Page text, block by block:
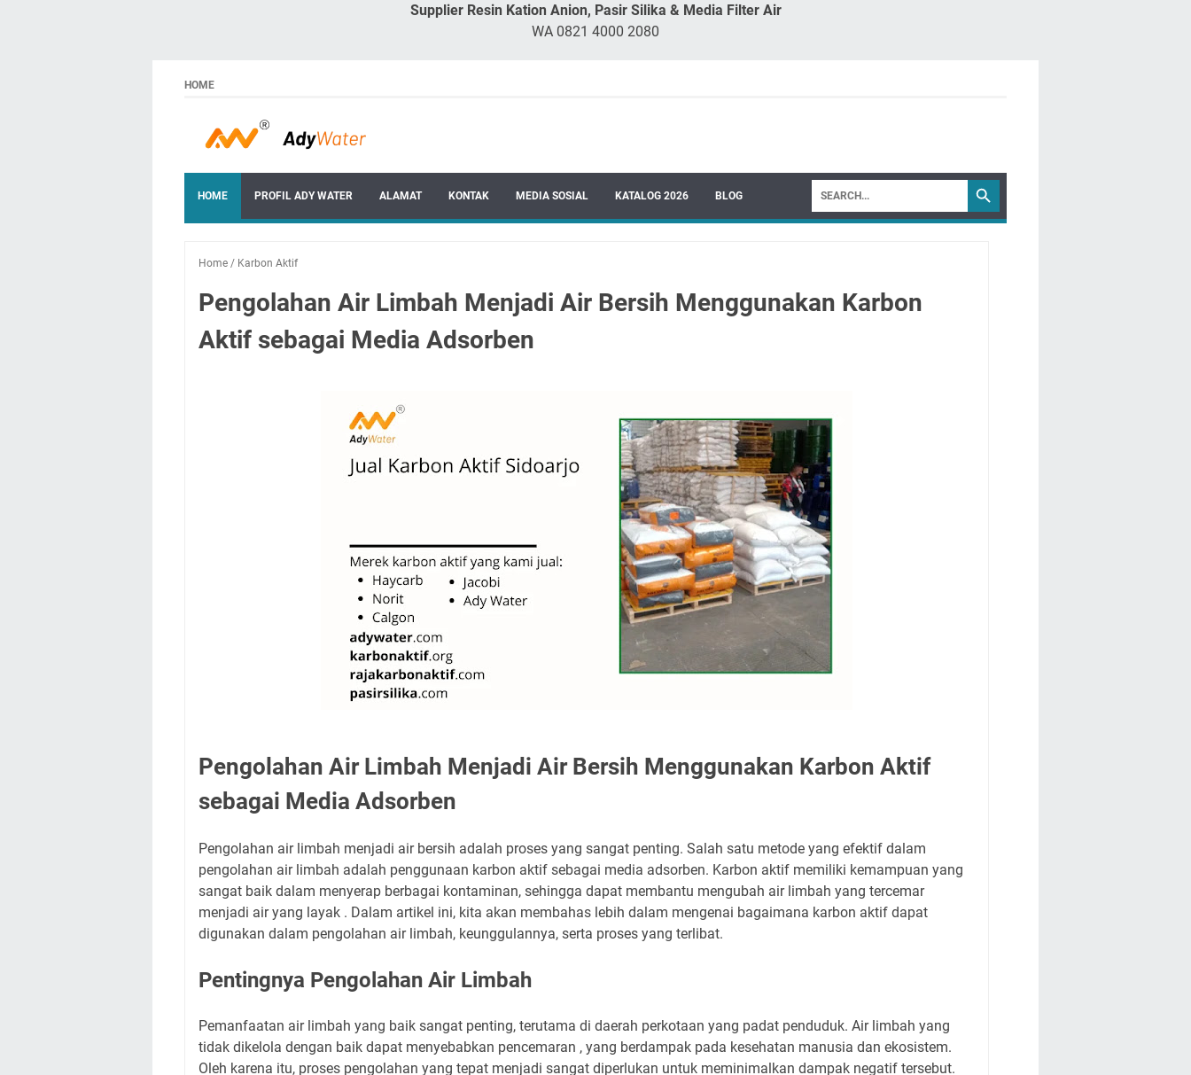
Supplier Resin Kation Anion, Pasir Silika & Media Filter Air
WA 0821 4000 2080
HOME
HOME PROFIL ADY WATER ALAMAT KONTAK MEDIA SOSIAL KATALOG 2026 BLOG
Home / Karbon Aktif
Pengolahan Air Limbah Menjadi Air Bersih Menggunakan Karbon
Aktif sebagai Media Adsorben
Pengolahan Air Limbah Menjadi Air Bersih Menggunakan Karbon Aktif
sebagai Media Adsorben
Pengolahan air limbah menjadi air bersih adalah proses yang sangat penting. Salah satu metode yang efektif dalam
pengolahan air limbah adalah penggunaan karbon aktif sebagai media adsorben. Karbon aktif memiliki kemampuan yang
sangat baik dalam menyerap berbagai kontaminan, sehingga dapat membantu mengubah air limbah yang tercemar
menjadi air yang layak . Dalam artikel ini, kita akan membahas lebih dalam mengenai bagaimana karbon aktif dapat
digunakan dalam pengolahan air limbah, keunggulannya, serta proses yang terlibat.
Pentingnya Pengolahan Air Limbah
Pemanfaatan air limbah yang baik sangat penting, terutama di daerah perkotaan yang padat penduduk. Air limbah yang
tidak dikelola dengan baik dapat menyebabkan pencemaran , yang berdampak pada kesehatan manusia dan ekosistem.
Oleh karena itu, proses pengolahan yang tepat menjadi sangat diperlukan untuk meminimalkan dampak negatif tersebut.